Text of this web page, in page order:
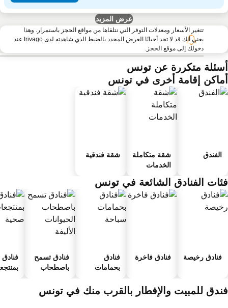
عرض المزيد
تتغير الأسعار ومعدلات التوفر التي نتلقاها من مواقع الحجز باستمرار. وهذا
يعني أنك قد لا تجد أحيانًا العرض المحدد بالضبط الذي شاهدته لدى trivago عند
دخولك إلى موقع الحجز.
متكررة عن تونس
إقامة أخرى في تونس
الفندق
شقة متكاملة
الخدمات
شقة فندقية
الفنادق الشائعة في تونس
فنادق رخيصة فنادق فاخرة
فنادق
بحمامات
فنادق تسمح
باصطحاب
الأليفة
فنادق
للمبيت والإفطار بالقرب منك في تونس